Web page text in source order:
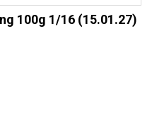
100g 1/16 (15.01.27)